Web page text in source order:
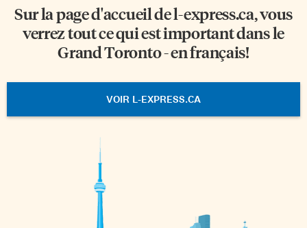
Sur la page d'accueil del-express.ca, vous
verrez tout ce qui est important dans le
Grand Toronto - en français!
VOIR L-EXPRESS.CA